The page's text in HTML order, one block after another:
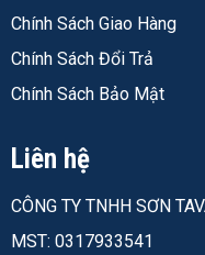
Chính Sách Giao Hàng
Chính Sách Đổi Trả
Chính Sách Bảo Mật
Liên hệ
CÔNG TY TNHH SƠN
MST: 0317933541